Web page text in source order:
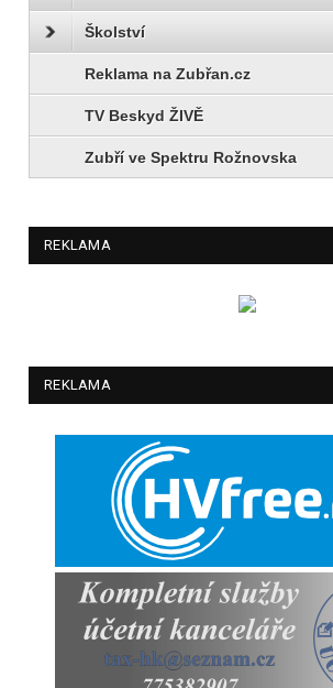
Školství
Reklama na Zubřan.cz
TV Beskyd ŽIVĚ
Zubří ve Spektru Rožnovska
REKLAMA
REKLAMA